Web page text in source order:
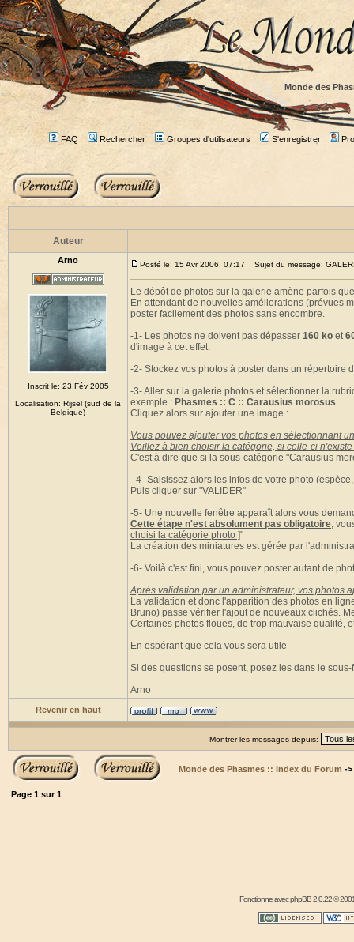
Monde des
FAQ Rechercher Groupes d'utilisateurs S'enregistrer
Auteur
Arno
Inscrit le: 23 Fév 2005
Localisation: Rijsel (sud de la
Belgique)
Posté le: 15 Avr 2006, 07:17 Sujet du message:
Le dépôt de photos sur la galerie amène parfois
En attendant de nouvelles améliorations (prévues
poster facilement des photos sans encombre.
-1- Les photos ne doivent pas dépasser 160 ko et
d'image à cet effet.
-2- Stockez vos photos à poster dans un répertoire
-3- Aller sur la galerie photos et sélectionner la
exemple : Phasmes :: C :: Carausius morosus
Cliquez alors sur ajouter une image :
Vous pouvez ajouter vos photos en sélectionnant
Veillez à bien choisir la catégorie, si celle-ci
C'est à dire que si la sous-catégorie "Carausius
- 4- Saisissez alors les infos de votre photo
Puis cliquer sur "VALIDER"
-5- Une nouvelle fenêtre apparaît alors vous
Cette étape n'est absolument pas obligatoire,
choisi la catégorie photo ]"
La création des miniatures est gérée par
-6- Voilà c'est fini, vous pouvez poster autant de
Après validation par un administrateur, vos photos
La validation et donc l'apparition des photos en
Bruno) passe vérifier l'ajout de nouveaux clichés.
Certaines photos floues, de trop mauvaise qualité,
En espérant que cela vous sera utile
Si des questions se posent, posez les dans le sous-
Arno
Revenir en haut
Montrer les messages depuis:
Monde des Phasmes :: Index du Forum ->
Page 1 sur1
Fonctionne avecphpBB2.0.22 ©